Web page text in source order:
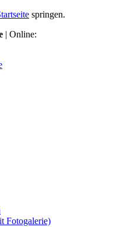
springen.
| Online:
Fotogalerie)